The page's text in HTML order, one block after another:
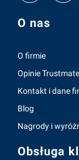
Linki w
O nas
O firmie
Opinie Trustmate
Kontakt i dane
Blog
Nagrody i
Obsługa